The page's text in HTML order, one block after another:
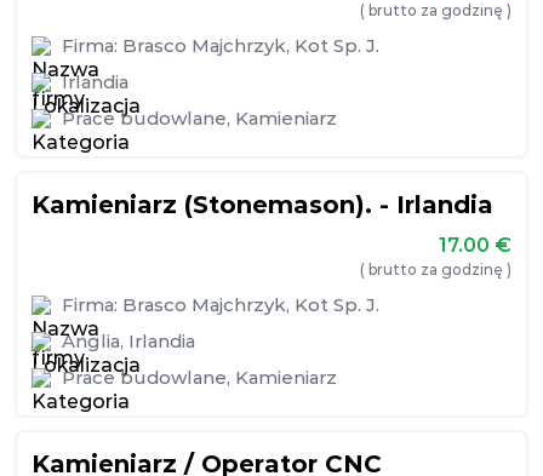
( brutto za godzinę )
Firma: Brasco Majchrzyk, Kot Sp. J.
Irlandia
Prace budowlane, Kamieniarz
Kamieniarz (Stonemason). - Irlandia
17.00 €
( brutto za godzinę )
Firma: Brasco Majchrzyk, Kot Sp. J.
Anglia, Irlandia
Prace budowlane, Kamieniarz
Kamieniarz / Operator CNC